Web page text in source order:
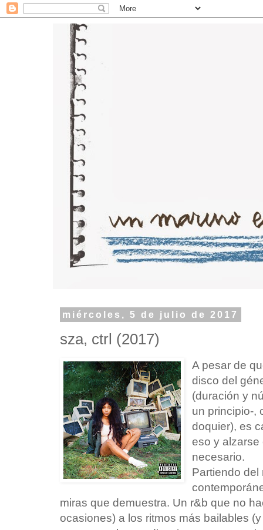
miércoles, 5 de julio de 2017
sza, ctrl (2017)
A pesar de
disco del
(duración y
un principio-,
doquier), es
eso y
necesario.
Partiendo del
miras que demuestra. Un r&b que no
ocasiones) a los ritmos más bailables